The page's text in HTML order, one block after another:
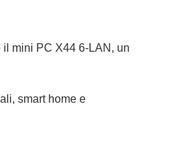
mini PC X44 6-LAN, un
smart home e